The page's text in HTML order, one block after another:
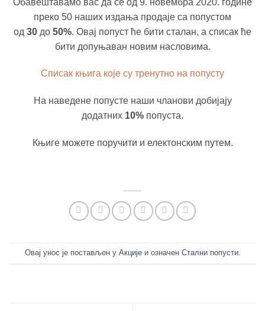
преко 50 наших издања продаје са попустом
од 30 до 50%. Овај попуст ће бити сталан, а списак ће
бити допуњаван новим насловима.
Списак књига које су тренутно на попусту
На наведене попусте наши чланови добијају
додатних 10% попуста.
Књиге можете поручити и електонским путем.
Овај унос је постављен у Акцијеи означен Стални попусти.